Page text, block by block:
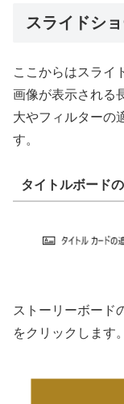
スライドシ
ここからはスライ
画像が表示される
大やフィルターの
す。
タイトルボード
ストーリーボード
をクリックします。